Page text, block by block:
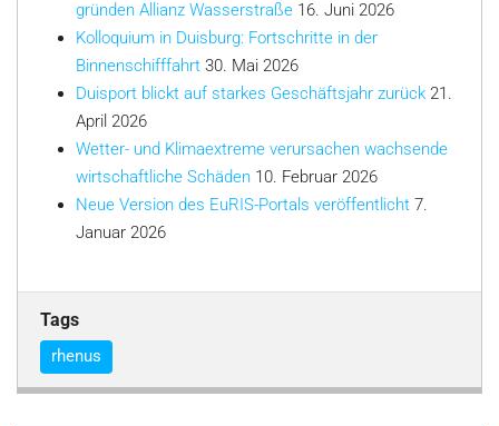
gründen Allianz Wasserstraße 16. Juni 2026
Kolloquium in Duisburg: Fortschritte in der
Binnenschifffahrt 30. Mai 2026
Duisport blickt auf starkes Geschäftsjahr zurück 21.
April 2026
Wetter- und Klimaextreme verursachen wachsende
wirtschaftliche Schäden 10. Februar 2026
Neue Version des EuRIS-Portals veröffentlicht 7.
Januar 2026
Tags
rhenus